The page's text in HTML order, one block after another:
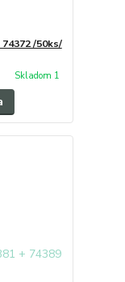
/50ks/
Skladom 1